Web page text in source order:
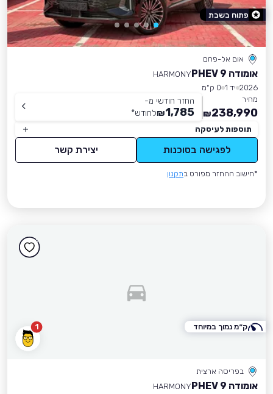
אום אל-פחם
אומודה 9 PHEV
HARMONY
2026 יד 1
0 ק״מ
מחיר
238,990
₪
החזר חודשי מ-
1,785
₪לחודש*
תוספות לעיסקה
לפגישה בסוכנות יצירת קשר
*חישוב ההחזר מפורט בתקנון
פתוח בשבת
1
בפריסה ארצית
אומודה 9 PHEV
HARMONY
ק״מ נמוך במיוחד